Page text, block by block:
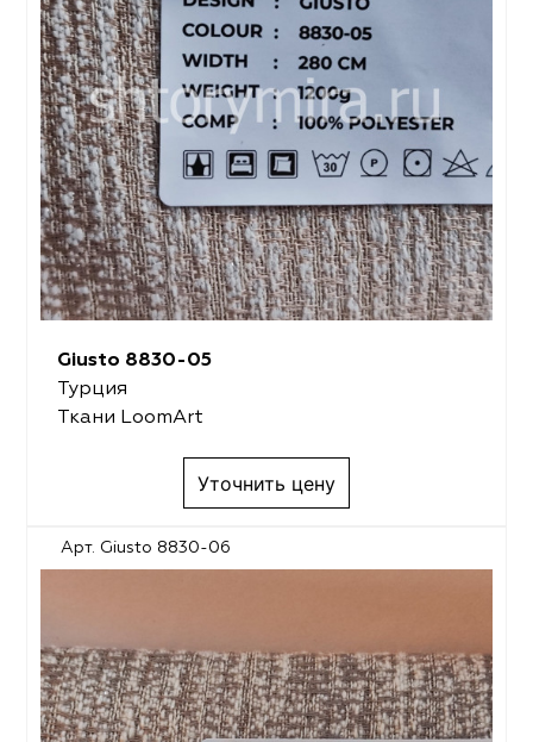
Giusto 8830-05
Турция
Ткани LoomArt
Уточнить цену
Арт. Giusto 8830-06